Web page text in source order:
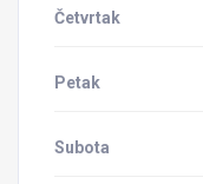
Četvrtak
Petak
Subota